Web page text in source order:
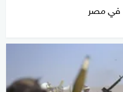
في مصر